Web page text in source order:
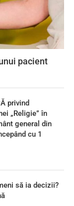
pacient
privind
„Religie” în
general din
cu 1
să ia decizii?